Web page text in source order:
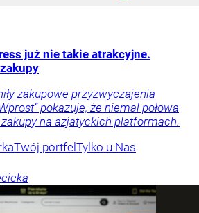
już nie takie atrakcyjne.
zakupowe przyzwyczajenia
pokazuje, że niemal połowa
na azjatyckich platformach.
Twój portfelTylko u Nas